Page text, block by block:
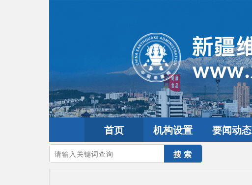
首页 机构设置 要闻动态
您的当前位置：首页>地震频道 新疆震讯